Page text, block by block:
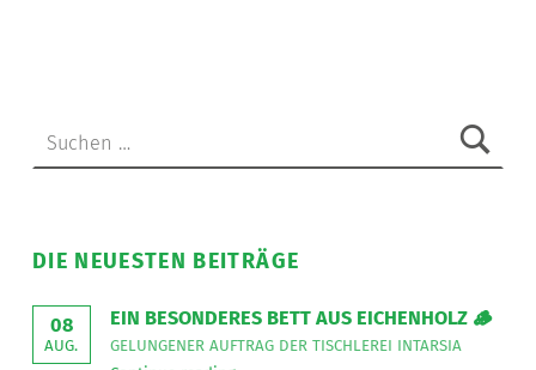
DIE NEUESTEN BEITRÄGE
08
AUG.
EIN BESONDERES BETT AUS EICHENHOLZ 🪵
GELUNGENER AUFTRAG DER TISCHLEREI INTARSIA
Ein besonderes Bett aus Eichenholz 🪵